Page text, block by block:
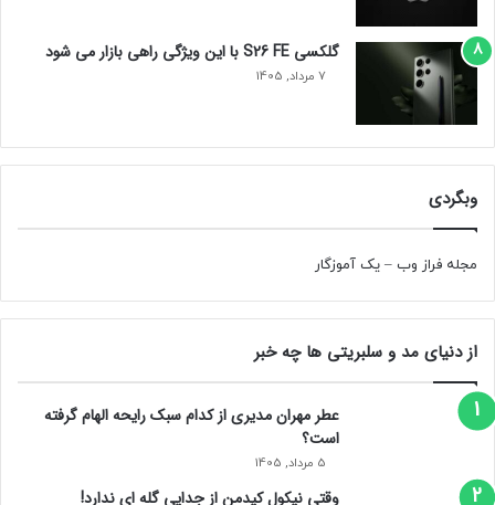
گلکسی S26 FE با این ویژگی راهی بازار می شود
7 مرداد, 1405
وبگردی
مجله فراز وب – یک آموزگار
از دنیای مد و سلبریتی ها چه خبر
عطر مهران مدیری از کدام سبک رایحه الهام گرفته
است؟
5 مرداد, 1405
وقتی نیکول کیدمن از جدایی گله ای ندارد!